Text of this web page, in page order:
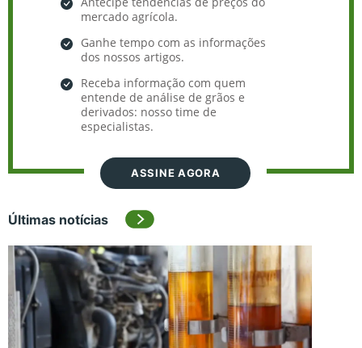
mercado agrícola.
Ganhe tempo com as informações
dos nossos artigos.
Receba informação com quem
entende de análise de grãos e
derivados: nosso time de
especialistas.
ASSINE AGORA
Últimas notícias